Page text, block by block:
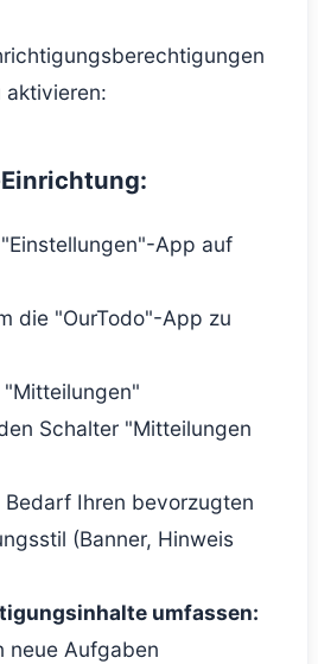
aktivieren:
App auf
die "OurTodo"-App zu
Schalter "Mitteilungen
Bedarf Ihren bevorzugten
(Banner, Hinweis
umfassen:
neue Aufgaben